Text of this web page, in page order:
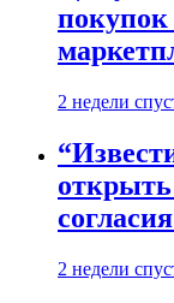
2 недели
2 недели